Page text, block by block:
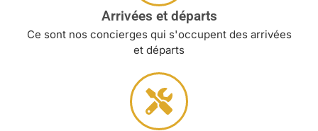
Arrivées et départs
Ce sont nos concierges qui s'occupent des arrivées
et départs